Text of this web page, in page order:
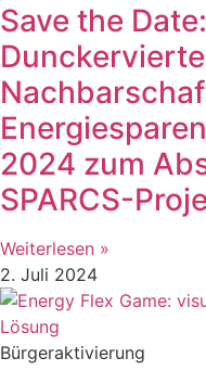
Save the
2024 zum
SPARCS-
Weiterlesen »
2. Juli 2024
Bürgeraktivierung